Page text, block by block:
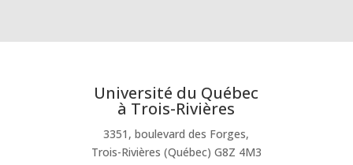
Université du Québec
à Trois-Rivières
3351, boulevard des Forges,
Trois-Rivières (Québec) G8Z 4M3